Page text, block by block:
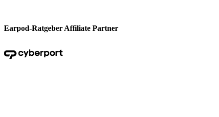
Earpod-Ratgeber Affiliate Partner